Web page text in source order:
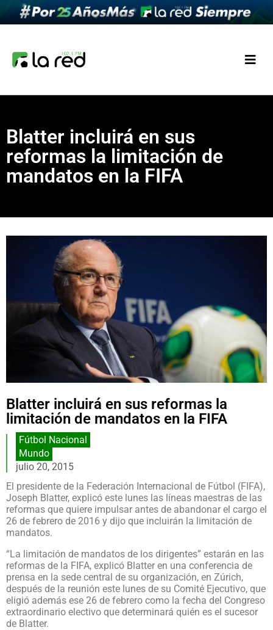
Blatter incluirá en sus
reformas la limitación de
mandatos en la FIFA
Blatter incluirá en sus reformas la
limitación de mandatos en la FIFA
Fútbol Nacional
Mundo
julio 20, 2015
El presidente de la Federación Internacional de Fútbol (FIFA),
Joseph Blatter, explicó este lunes las líneas maestras de las
reformas que quiere impulsar antes de abandonar el cargo el
26 de febrero de 2016 y dijo que incluirán la limitación de
mandatos.
“La limitación de mandatos de los dirigentes” estarán en las
reformas de la FIFA, explicó Blatter en una conferencia de
prensa en la sede central de su organización, en Zúrich,
después de la reunión este lunes de su Comité Ejecutivo, que
eligió además ese 26 de febrero como la fecha del Congreso
extraordinario electivo que determinará quién es el sucesor
de Blatter.